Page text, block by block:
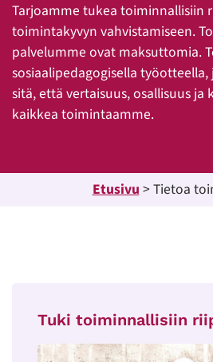
Tarjoamme tukea toiminnallisiin
toimintakyvyn vahvistamiseen.
palvelumme ovat maksuttomia.
sosiaalipedagogisella
sitä, että vertaisuus, osallisuus
kaikkea toimintaamme.
Etusivu> Tietoa
Tuki toiminnallisiin